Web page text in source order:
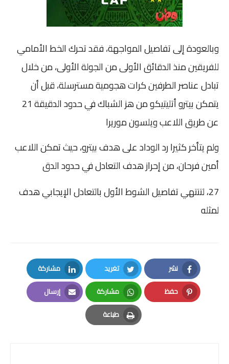
وبالعودة إلى تفاصيل المواجهة، فقد تحرك الخط الأمامي
للفريقين منذ الدقائق الأولى من الجولة الأولى، من خلال
تبادل عناصر الطرفين كرات هجومية مسترسلة، قبل أن
يتمكن بيترو أتليتيكو من هز الشباك في حدود الدقيقة 21
عن طريق اللاعب ويلسون موريرا
ولم يتأخر كثيرا رد الوداد على هدف بيترو، حيث تمكن اللاعب
أمين فرحان، من إحراز هدف التعادل في حدود الدق
27، لتنتهي تفاصيل الشوط الأول بالتعادل الإيجابي هدف
لمثله
نشر
Facebook
تغريد
Twitter
مشاركة
LinkedIn
حفظ
Pinterest
مشاركة
Whatsapp
إرسال
Email
طباعة
Print